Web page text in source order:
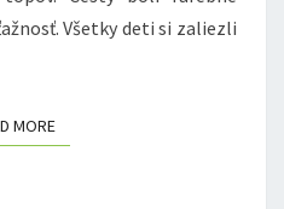
Všetky deti si zaliezli
MOREREAD MORE